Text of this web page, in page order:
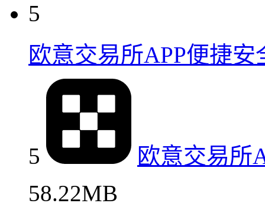
5
欧意交易所APP便捷
5
欧意交易所
58.22MB